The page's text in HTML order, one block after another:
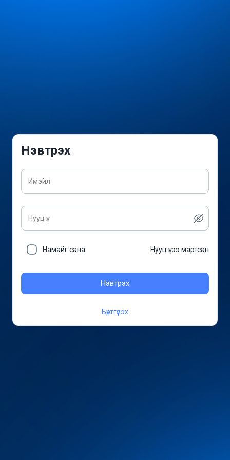
Нэвтрэх
Имэйл
Нууц үг
Намайг сана Нууц үгээ мартсан
Нэвтрэх
Бүртгүүлэх